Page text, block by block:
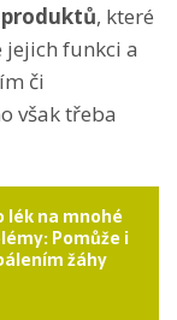
, které
funkci a
či
však třeba
lék na mnohé
Pomůže i
žáhy